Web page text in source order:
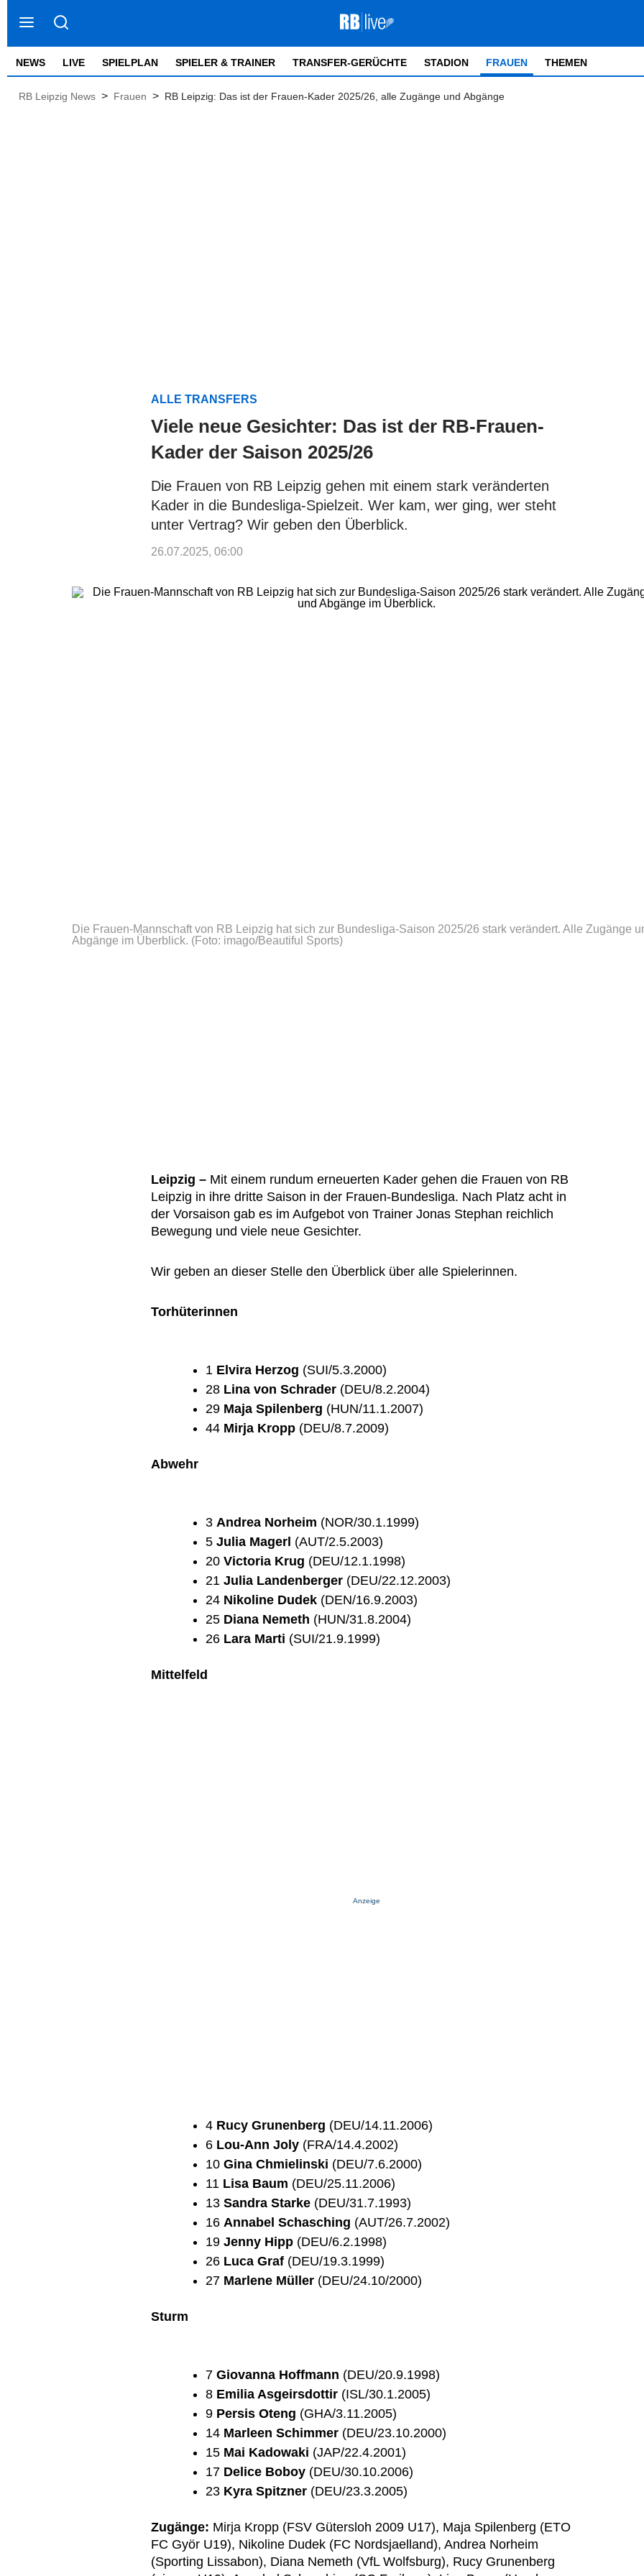
NEWS LIVE SPIELPLAN SPIELER & TRAINER TRANSFER-GERÜCHTE STADION FRAUEN THEMEN
RB Leipzig News > Frauen > RB Leipzig: Das ist der Frauen-Kader 2025/26, alle Zugänge und Abgänge
ALLE TRANSFERS
Viele neue Gesichter: Das ist der RB-Frauen-
Kader der Saison 2025/26
Die Frauen von RB Leipzig gehen mit einem stark veränderten
Kader in die Bundesliga-Spielzeit. Wer kam, wer ging, wer steht
unter Vertrag? Wir geben den Überblick.
26.07.2025, 06:00
Die Frauen-Mannschaft von RB Leipzig hat sich zur Bundesliga-Saison 2025/26 stark verändert. Alle Zugänge
Abgänge im Überblick. (Foto: imago/Beautiful Sports)
Leipzig – Mit einem rundum erneuerten Kader gehen die Frauen von RB
Leipzig in ihre dritte Saison in der Frauen-Bundesliga. Nach Platz acht in
der Vorsaison gab es im Aufgebot von Trainer Jonas Stephan reichlich
Bewegung und viele neue Gesichter.
Wir geben an dieser Stelle den Überblick über alle Spielerinnen.
Torhüterinnen
1 Elvira Herzog (SUI/5.3.2000)
28 Lina von Schrader (DEU/8.2.2004)
29 Maja Spilenberg (HUN/11.1.2007)
44 Mirja Kropp (DEU/8.7.2009)
Abwehr
3 Andrea Norheim (NOR/30.1.1999)
5 Julia Magerl (AUT/2.5.2003)
20 Victoria Krug (DEU/12.1.1998)
21 Julia Landenberger (DEU/22.12.2003)
24 Nikoline Dudek (DEN/16.9.2003)
25 Diana Nemeth (HUN/31.8.2004)
26 Lara Marti (SUI/21.9.1999)
Mittelfeld
Anzeige
4 Rucy Grunenberg (DEU/14.11.2006)
6 Lou-Ann Joly (FRA/14.4.2002)
10 Gina Chmielinski (DEU/7.6.2000)
11 Lisa Baum (DEU/25.11.2006)
13 Sandra Starke (DEU/31.7.1993)
16 Annabel Schasching (AUT/26.7.2002)
19 Jenny Hipp (DEU/6.2.1998)
26 Luca Graf (DEU/19.3.1999)
27 Marlene Müller (DEU/24.10/2000)
Sturm
7 Giovanna Hoffmann (DEU/20.9.1998)
8 Emilia Asgeirsdottir (ISL/30.1.2005)
9 Persis Oteng (GHA/3.11.2005)
14 Marleen Schimmer (DEU/23.10.2000)
15 Mai Kadowaki (JAP/22.4.2001)
17 Delice Boboy (DEU/30.10.2006)
23 Kyra Spitzner (DEU/23.3.2005)
Zugänge: Mirja Kropp (FSV Gütersloh 2009 U17), Maja Spilenberg (ETO
FC Györ U19), Nikoline Dudek (FC Nordsjaelland), Andrea Norheim
(Sporting Lissabon), Diana Nemeth (VfL Wolfsburg), Rucy Grunenberg